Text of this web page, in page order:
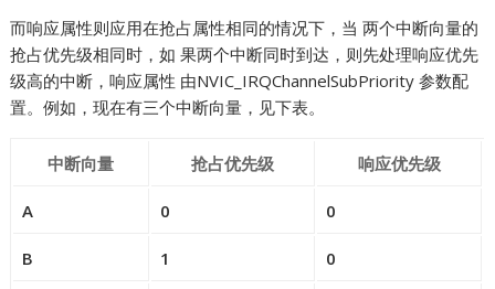
而响应属性则应用在抢占属性相同的情况下，当 两个中断向量的
抢占优先级相同时，如 果两个中断同时到达，则先处理响应优先
级高的中断，响应属性 由NVIC_IRQChannelSubPriority 参数配
置。例如，现在有三个中断向量，见下表。
中断向量 抢占优先级 响应优先级
A 0 0
B 1 0